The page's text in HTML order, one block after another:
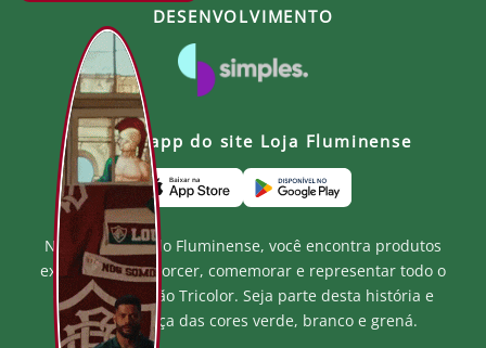
Na Loja Oficial do Fluminense, você encontra produtos
exclusivos para torcer, comemorar e representar todo o
orgulho e paixão Tricolor. Seja parte desta história e
mostre a força das cores verde, branco e grená.
DESENVOLVIMENTO
Baixe o app do site Loja Fluminense